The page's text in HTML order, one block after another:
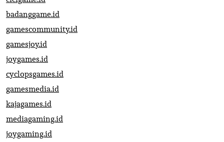
badanggame.id
gamescommunity.id
gamesjoy.id
joygames.id
cyclopsgames.id
gamesmedia.id
kajagames.id
mediagaming.id
joygaming.id